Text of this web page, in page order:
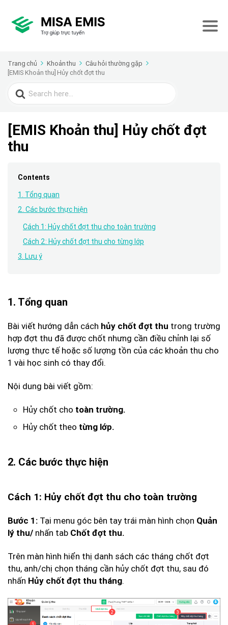
Trang chủ Khoản thu
Câu hỏi thường gặp
[EMIS Khoản thu] Hủy chốt đợt thu
Search
for:
[EMIS Khoản thu] Hủy chốt đợt
thu
Contents
1. Tổng quan
2. Các bước thực hiện
Cách 1: Hủy chốt đợt thu cho toàn trường
Cách 2: Hủy chốt đợt thu cho từng lớp
3. Lưu ý
1. Tổng quan
Bài viết hướng dẫn cách hủy chốt đợt thu trong trường
hợp đợt thu đã được chốt nhưng cần điều chỉnh lại số
lượng thực tế hoặc số lượng tồn của các khoản thu cho
1 vài học sinh có thay đổi.
Nội dung bài viết gồm:
Hủy chốt cho toàn trường.
Hủy chốt theo từng lớp.
2. Các bước thực hiện
Cách 1: Hủy chốt đợt thu cho toàn trường
Bước 1: Tại menu góc bên tay trái màn hình chọn Quản
lý thu/ nhấn tab Chốt đợt thu.
Trên màn hình hiển thị danh sách các tháng chốt đợt
thu, anh/chị chọn tháng cần hủy chốt đợt thu, sau đó
nhấn Hủy chốt đợt thu tháng.